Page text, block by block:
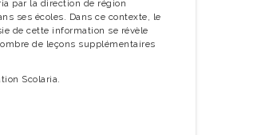
par la direction de région
ses écoles. Dans ce contexte, le
de cette information se révèle
de leçons supplémentaires
Scolaria.